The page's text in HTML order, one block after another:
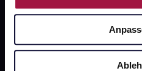
Sanitätshäuser
AGB